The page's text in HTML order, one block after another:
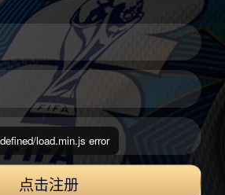
点击注册
load.min.js error